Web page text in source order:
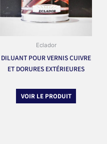
Eclador
DILUANT POUR VERNIS CUIVRE
ET DORURES EXTÉRIEURES
VOIR LE PRODUIT